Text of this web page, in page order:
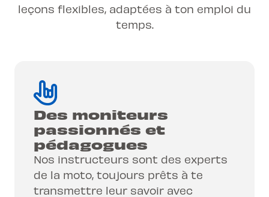
leçons flexibles, adaptées à ton emploi du
temps.
Des moniteurs
passionnés et
pédagogues
Nos instructeurs sont des experts
de la moto, toujours prêts à te
transmettre leur savoir avec